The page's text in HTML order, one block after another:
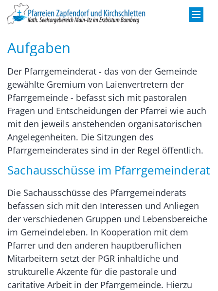
Zum Inhalt springen
Aufgaben
Der Pfarrgemeinderat - das von der Gemeinde
gewählte Gremium von Laienvertretern der
Pfarrgemeinde - befasst sich mit pastoralen
Fragen und Entscheidungen der Pfarrei wie auch
mit den jeweils anstehenden organisatorischen
Angelegenheiten. Die Sitzungen des
Pfarrgemeinderates sind in der Regel öffentlich.
Sachausschüsse im Pfarrgemeinderat
Die Sachausschüsse des Pfarrgemeinderats
befassen sich mit den Interessen und Anliegen
der verschiedenen Gruppen und Lebensbereiche
im Gemeindeleben. In Kooperation mit dem
Pfarrer und den anderen hauptberuflichen
Mitarbeitern setzt der PGR inhaltliche und
strukturelle Akzente für die pastorale und
caritative Arbeit in der Pfarrgemeinde. Hierzu